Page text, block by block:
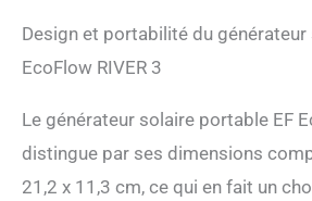
camping
panneau
facile à
les voyages.
parfaitement
pour une
Design et portabilité du générateur
EcoFlow RIVER 3
Le générateur solaire portable EF
distingue par ses dimensions
21,2 x 11,3 cm, ce qui en fait un